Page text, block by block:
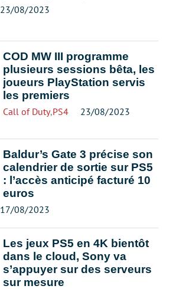
23/08/2023
COD MW III programme
plusieurs sessions bêta, les
joueurs PlayStation servis
les premiers
Call of Duty,PS4 23/08/2023
Baldur’s Gate 3 précise son
calendrier de sortie sur PS5
: l’accès anticipé facturé 10
euros
17/08/2023
Les jeux PS5 en 4K bientôt
dans le cloud, Sony va
s’appuyer sur des serveurs
sur mesure